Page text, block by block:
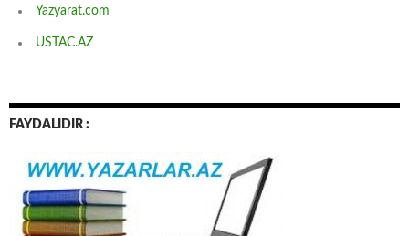
Yazyarat.com
USTAC.AZ
FAYDALIDIR :